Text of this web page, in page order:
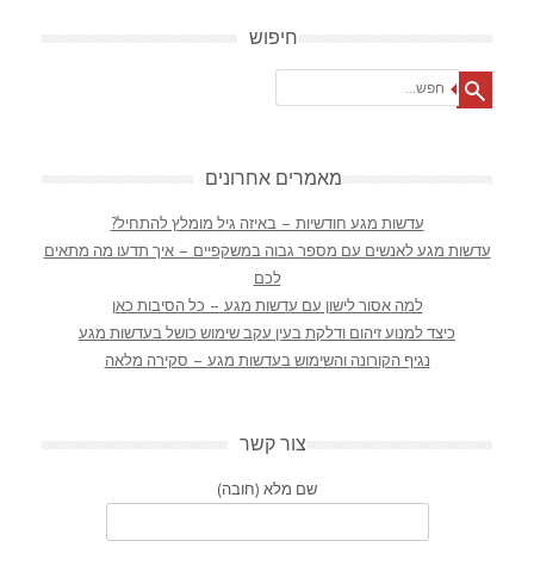
חיפוש
מאמרים אחרונים
עדשות מגע חודשיות – באיזה גיל מומלץ להתחיל?
עדשות מגע לאנשים עם מספר גבוה במשקפיים – איך תדעו מה מתאים
לכם
למה אסור לישון עם עדשות מגע – כל הסיבות כאן
כיצד למנוע זיהום ודלקת בעין עקב שימוש כושל בעדשות מגע
נגיף הקורונה והשימוש בעדשות מגע – סקירה מלאה
צור קשר
שם מלא (חובה)